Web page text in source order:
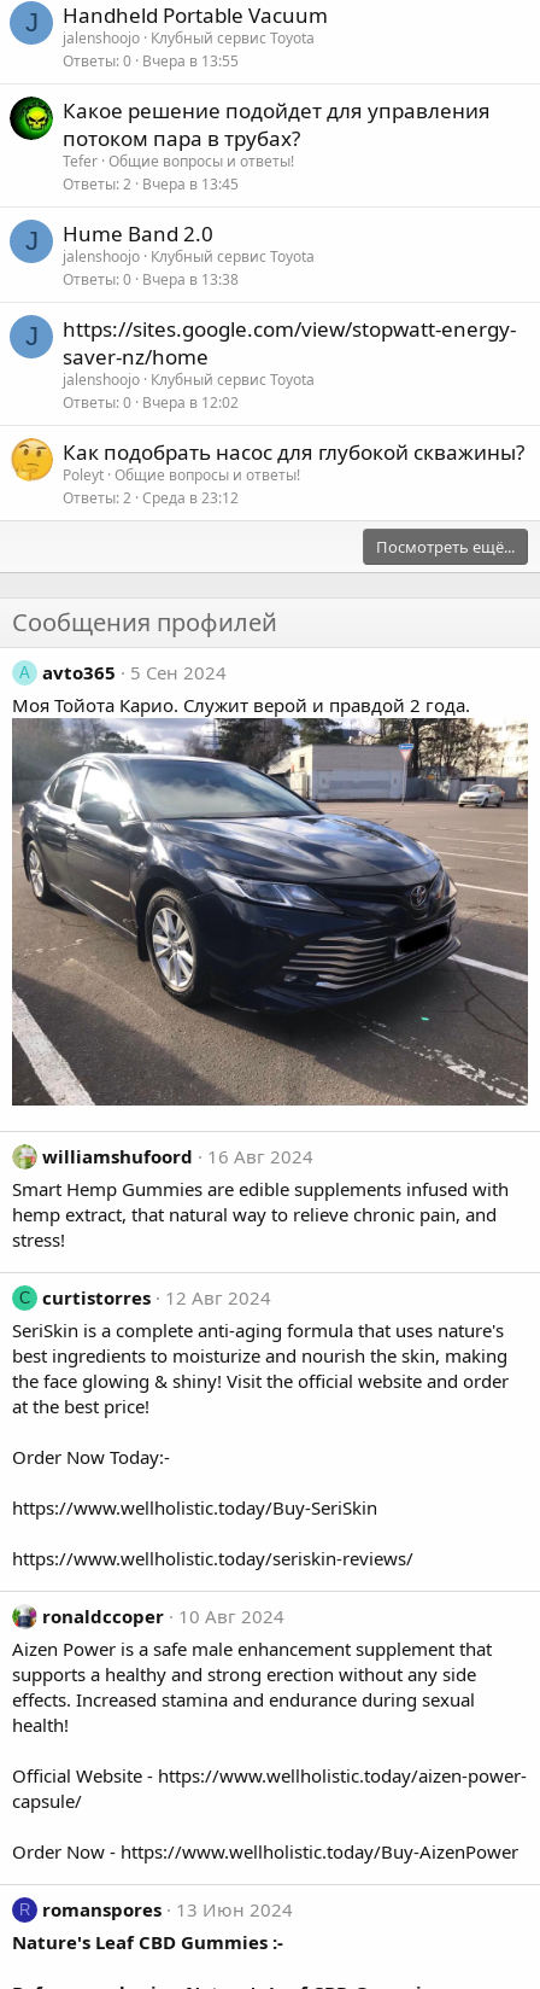
J Handheld Portable Vacuum
jalenshoojo Клубный сервис Toyota
Ответы 0 Вчера в 13:55
Какое решение подойдет для управления
потоком пара в трубах?
Tefer Общие вопросы и ответы!
Ответы 2 Вчера в 13:45
J Hume Band 2.0
jalenshoojo Клубный сервис Toyota
Ответы 0 Вчера в 13:38
J
https://sites.google.com/view/stopwatt-energy-
saver-nz/home
jalenshoojo Клубный сервис Toyota
Ответы 0 Вчера в 12:02
Как подобрать насос для глубокой скважины?
Poleyt Общие вопросы и ответы!
Ответы 2 Среда в 23:12
Посмотреть ещё...
Сообщения профилей
A avto365
5 Сен 2024
Моя Тойота Карио. Служит верой и правдой 2 года.
williamshufoord
16 Авг 2024
Smart Hemp Gummies are edible supplements infused with
hemp extract, that natural way to relieve chronic pain, and
stress!
C curtistorres
12 Авг 2024
SeriSkin is a complete anti-aging formula that uses nature's
best ingredients to moisturize and nourish the skin, making
the face glowing & shiny! Visit the official website and order
at the best price!
Order Now Today:-
https://www.wellholistic.today/Buy-SeriSkin
https://www.wellholistic.today/seriskin-reviews/
ronaldccoper
10 Авг 2024
Aizen Power is a safe male enhancement supplement that
supports a healthy and strong erection without any side
effects. Increased stamina and endurance during sexual
health!
Official Website - https://www.wellholistic.today/aizen-power-
capsule/
Order Now - https://www.wellholistic.today/Buy-AizenPower
R romanspores
13 Июн 2024
Nature's Leaf CBD Gummies :-